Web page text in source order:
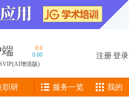
0.0
0.00
增强版)
注册登录
职研 服务一览 我的